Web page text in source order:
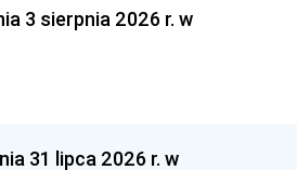
3 sierpnia 2026 r. w
31 lipca 2026 r. w